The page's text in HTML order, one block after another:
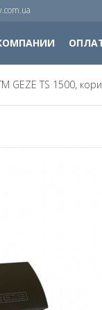
GEZE TS 1500,